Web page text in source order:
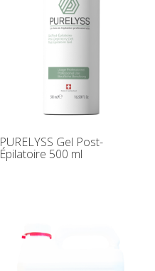
PURELYSS Gel Post-
Épilatoire 500 ml